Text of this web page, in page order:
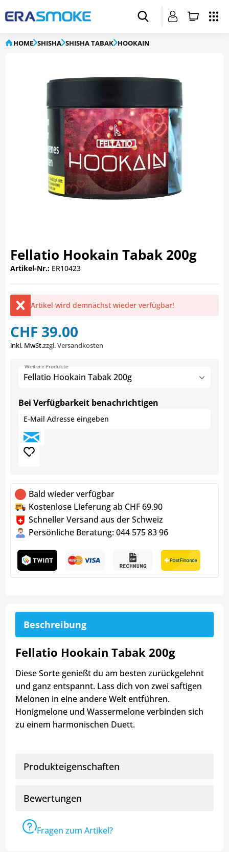
HOME SHISHA SHISHA TABAK HOOKAIN
Fellatio Hookain Tabak 200g
Artikel-Nr.: ER10423
Artikel wird demnächst wieder verfügbar!
CHF 39.00
inkl. MwSt.zzgl. Versandkosten
Fellatio Hookain Tabak 200g
Weitere Produkte
Bei Verfügbarkeit benachrichtigen
Bald wieder verfügbar
Kostenlose Lieferung ab CHF 69.90
Schneller Versand aus der Schweiz
Persönliche Beratung: 044 575 83 96
Beschreibung
Fellatio Hookain Tabak 200g
Diese Sorte genießt du am besten zurückgelehnt
und ganz entspannt. Lass dich von zwei saftigen
Melonen in eine andere Welt entführen.
Honigmelone und Wassermelone verbinden sich
zu einem harmonischen Duett.
Produkteigenschaften
Bewertungen
Fragen zum Artikel?